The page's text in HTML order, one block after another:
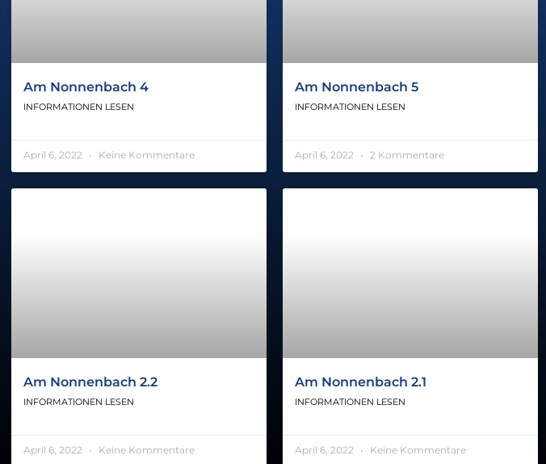
Am Nonnenbach 4
INFORMATIONEN LESEN
April 6, 2022 Keine Kommentare
Am Nonnenbach 5
INFORMATIONEN LESEN
April 6, 2022 2 Kommentare
Am Nonnenbach 2.2
INFORMATIONEN LESEN
April 6, 2022 Keine Kommentare
Am Nonnenbach 2.1
INFORMATIONEN LESEN
April 6, 2022 Keine Kommentare